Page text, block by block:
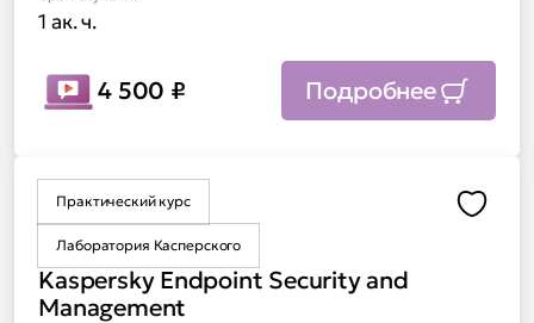
1 ак. ч.
4 500 ₽ Подробнее
Практический курс
Лаборатория Касперского
Kaspersky Endpoint Security and
Management